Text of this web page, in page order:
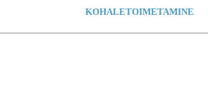
KOHALETOIMETAMINE